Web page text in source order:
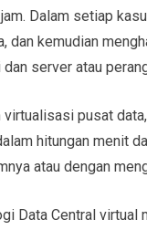
Dalam setiap
dan kemudian
server atau
virtualisasi pusat
hitungan menit
atau dengan
Data Central virtual